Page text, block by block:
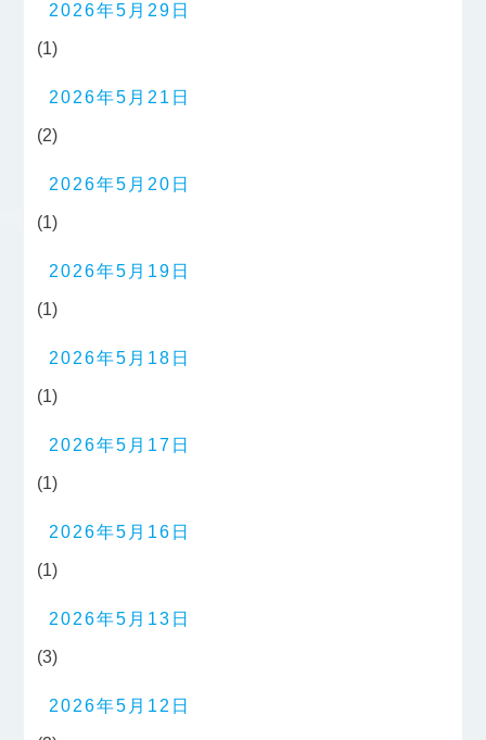
2026年5月29日
(1)
2026年5月21日
(2)
2026年5月20日
(1)
2026年5月19日
(1)
2026年5月18日
(1)
2026年5月17日
(1)
2026年5月16日
(1)
2026年5月13日
(3)
2026年5月12日